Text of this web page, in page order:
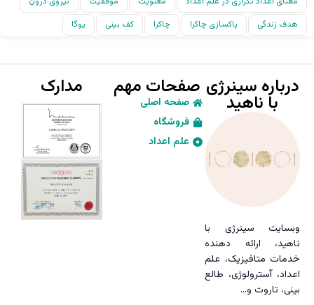
هدف زندگی
پاکسازی چاکرا چاکرا کف بینی یوگا
درباره سینرژی
با ناهید
وبسایت سینرژی با
ناهید، ارائه دهنده
خدمات متافیزیک، علم
اعداد، آسترولوژی، طالع
بینی، تاروت و…
صفحات مهم
صفحه اصلی
فروشگاه
علم اعداد
مدارک